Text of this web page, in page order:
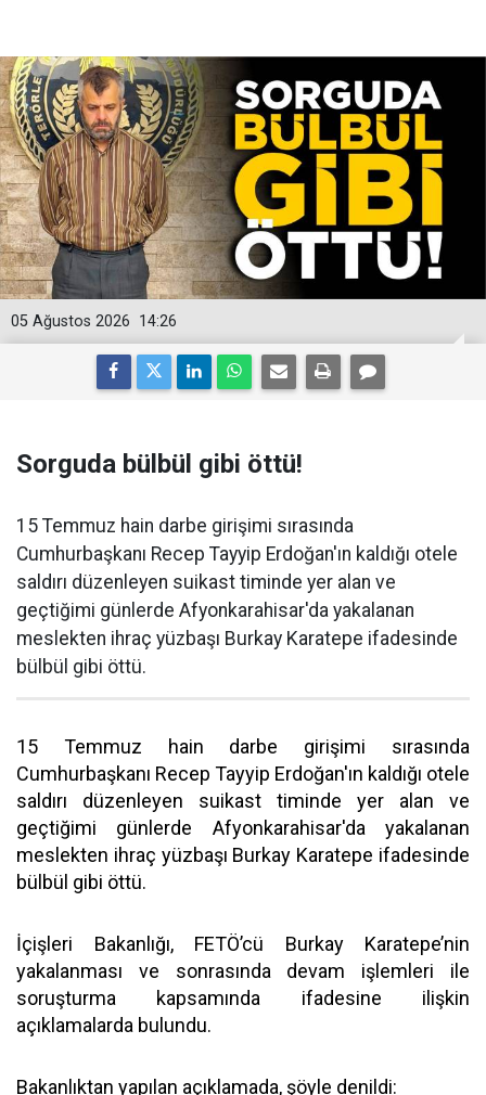
14:26
05 Ağustos 2026
Sorguda bülbül gibi öttü!
15 Temmuz hain darbe girişimi sırasında
Cumhurbaşkanı Recep Tayyip Erdoğan'ın kaldığı otele
saldırı düzenleyen suikast timinde yer alan ve
geçtiğimi günlerde Afyonkarahisar'da yakalanan
meslekten ihraç yüzbaşı Burkay Karatepe ifadesinde
bülbül gibi öttü.
15 Temmuz hain darbe girişimi sırasında
Cumhurbaşkanı Recep Tayyip Erdoğan'ın kaldığı otele
saldırı düzenleyen suikast timinde yer alan ve
geçtiğimi günlerde Afyonkarahisar'da yakalanan
meslekten ihraç yüzbaşı Burkay Karatepe ifadesinde
bülbül gibi öttü.
İçişleri Bakanlığı, FETÖ’cü Burkay Karatepe’nin
yakalanması ve sonrasında devam işlemleri ile
soruşturma kapsamında ifadesine ilişkin
açıklamalarda bulundu.
Bakanlıktan yapılan açıklamada, şöyle denildi: